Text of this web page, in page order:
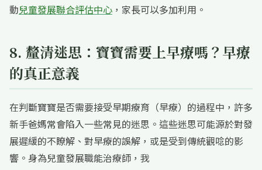
動兒童發展聯合評估中心 ，家長可以多加利用。
8. 釐清迷思：寶寶需要上早療嗎？早療
的真正意義
在判斷寶寶是否需要接受早期療育（早療）的過程中，許多
新手爸媽常會陷入一些常見的迷思。這些迷思可能源於對發
展遲緩的不瞭解、對早療的誤解，或是受到傳統觀唸的影
響。身為兒童發展職能治療師，我